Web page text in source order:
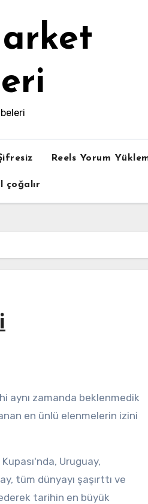
Reels Yorum
çoğalır
en ünlü elenmelerin izini
Uruguay,
tüm dünyayı şaşırttı ve
tarihin en büyük